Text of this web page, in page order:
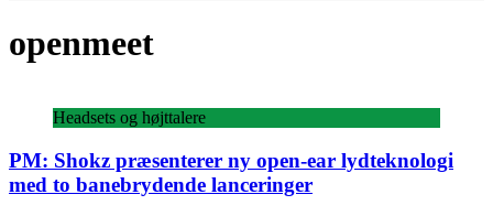
openmeet
Headsets og højttalere
PM: Shokz præsenterer ny open-ear lydteknologi
med to banebrydende lanceringer